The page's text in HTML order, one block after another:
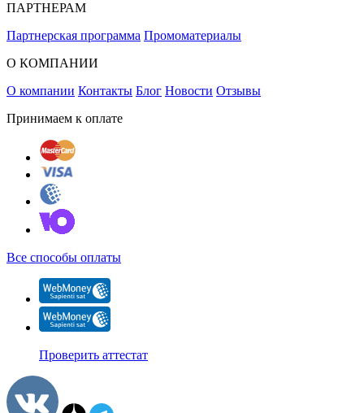
ПАРТНЕРАМ
Партнерская программа Промоматериалы
О КОМПАНИИ
О компании Контакты Блог Новости Отзывы
Принимаем к оплате
Все способы оплаты
Проверить аттестат